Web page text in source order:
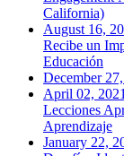
California)
August 16,
Recibe un
Educación
December
April 02, 2021
Lecciones
Aprendizaje
January 22,